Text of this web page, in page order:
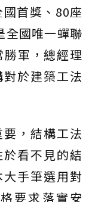
首獎、80座
全國唯一蟬聯
軍，總經理
於建築工法
，結構工法
看不見的結
手筆選用對
要求落實安